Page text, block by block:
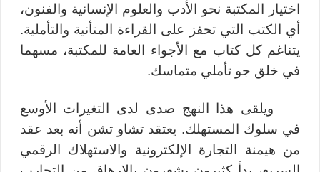
اختيار المكتبة نحو الأدب والعلوم الإنسانية والفنون،
أي الكتب التي تحفز على القراءة المتأنية والتأملية.
يتناغم كل كتاب مع الأجواء العامة للمكتبة، مسهما
في خلق جو تأملي متماسك.
ويلقى هذا النهج صدى لدى التغيرات الأوسع
في سلوك المستهلك. يعتقد تشاو تشن أنه بعد عقد
من هيمنة التجارة الإلكترونية والاستهلاك الرقمي